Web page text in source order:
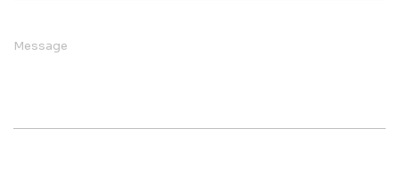
Message